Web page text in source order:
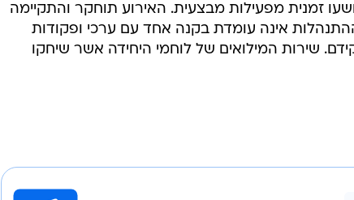
זמנית מפעילות מבצעית. האירוע תוחקר והתקיימה
אינה עומדת בקנה אחד עם ערכי ופקודות
שירות המילואים של לוחמי היחידה אשר שיחקו